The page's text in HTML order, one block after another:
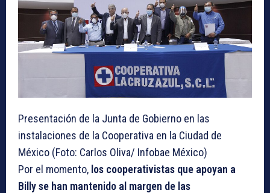
Presentación de la Junta de Gobierno en las
instalaciones de la Cooperativa en la Ciudad de
México (Foto: Carlos Oliva/ Infobae México)
Por el momento, los cooperativistas que apoyan a
Billy se han mantenido al margen de las